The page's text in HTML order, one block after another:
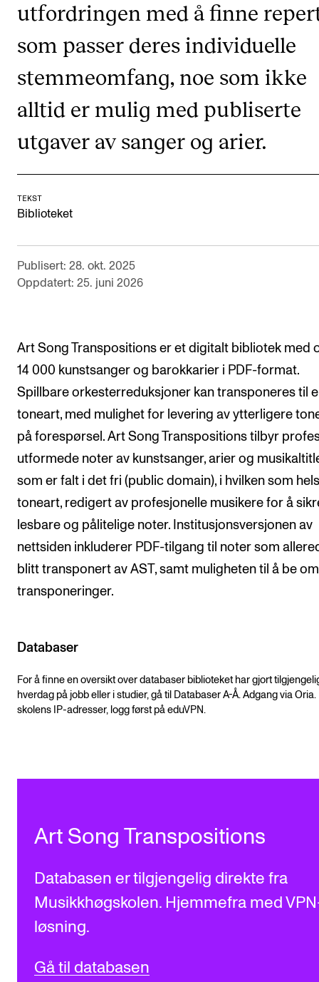
VERKTØY OG HJELP
IT og digitale tjenester
Canvas
Innkjøp og økonomi
Eksamen og vitnemål
Timeplaner og undervisning
Studentenes psykososiale læringsmiljø
Søknad og opptak
FORSKNING OG UTVIKLINGSARBEID
Om FoU på NMH
For ph.d.-programmet i kunstnerisk utviklingsarbeid
For ph.d.-programmet i musikkforskning
Forskningsetikk
Arrangementer for ansatte
Markedsføring, program og plakat
Organisering av NMH
Biblioteket
Utvalg og komitéer
Strategier, planer og rapporter
utfordringen med å finne
som passer deres individuelle
stemmeomfang, noe som ikke
alltid er mulig med publiserte
utgaver av sanger og arier.
TEKST
Biblioteket
Publisert: 28. okt. 2025
Oppdatert: 25. juni 2026
Art Song Transpositions er et digitalt bibliotek med
14 000 kunstsanger og barokkarier i PDF-format.
Spillbare orkesterreduksjoner kan transponeres til
toneart, med mulighet for levering av ytterligere
på forespørsel. Art Song Transpositions tilbyr
utformede noter av kunstsanger, arier og
som er falt i det fri (public domain), i hvilken som
toneart, redigert av profesjonelle musikere for å
lesbare og pålitelige noter. Institusjonsversjonen av
nettsiden inkluderer PDF-tilgang til noter som
blitt transponert av AST, samt muligheten til å be
transponeringer.
Databaser
For å finne en oversikt over databaser biblioteket har gjort
hverdag på jobb eller i studier, gå til Databaser A-Å. Adgang via
skolens IP-adresser, logg først på eduVPN.
Art Song Transpositions
Databasen er tilgjengelig direkte fra
Musikkhøgskolen. Hjemmefra med
løsning.
Gå til databasen